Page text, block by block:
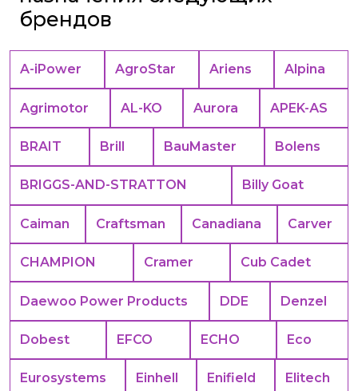
брендов
A-iPower AgroStar Ariens Alpina
Agrimotor AL-KO Aurora APEK-АS
BRAIT Brill BauMaster Bolens
BRIGGS-AND-STRATTON Billy Goat
Caiman Craftsman Canadiana Carver
CHAMPION Cramer Cub Cadet
Daewoo Power Products DDE Denzel
Dobest EFCO ECHO Eco
Eurosystems Einhell Enifield Elitech